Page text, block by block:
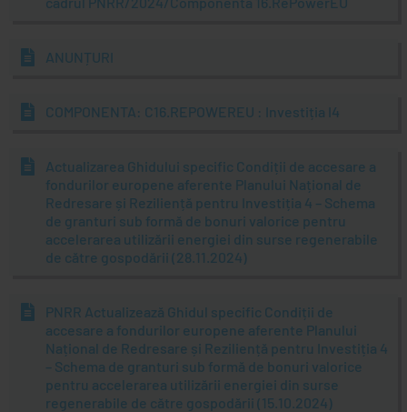
ANUNȚURI
COMPONENTA: C16.REPOWEREU : Investiția I4
Actualizarea Ghidului specific Condiții de accesare a
fondurilor europene aferente Planului Național de
Redresare și Reziliență pentru Investiția 4 – Schema
de granturi sub formă de bonuri valorice pentru
accelerarea utilizării energiei din surse regenerabile
de către gospodării (28.11.2024)
PNRR Actualizează Ghidul specific Condiții de
accesare a fondurilor europene aferente Planului
Național de Redresare și Reziliență pentru Investiția 4
– Schema de granturi sub formă de bonuri valorice
pentru accelerarea utilizării energiei din surse
regenerabile de către gospodării (15.10.2024)